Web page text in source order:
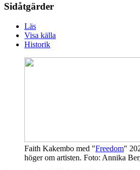
Sidåtgärder
Läs
Visa källa
Historik
Faith Kakembo med "Freedom"
höger om artisten. Foto: Annika